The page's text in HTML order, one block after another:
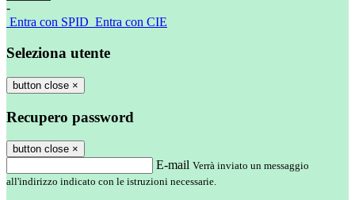
-
Entra con SPID Entra con CIE
Seleziona utente
button close ×
Recupero password
button close ×
E-mail Verrà inviato un messaggio
all'indirizzo indicato con le istruzioni necessarie.